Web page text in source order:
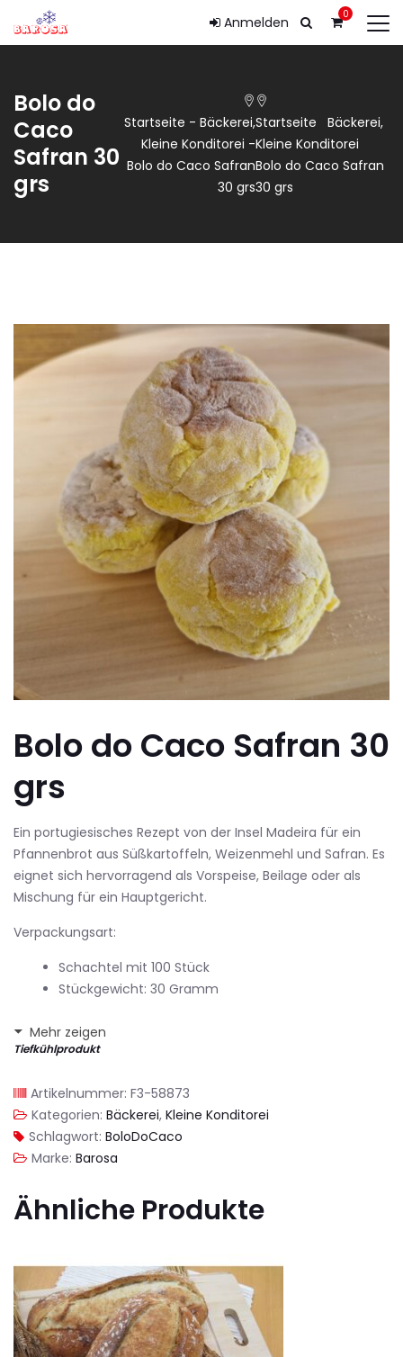
Anmelden 0
Bolo do
Caco
Safran 30
grs
Startseite - Bäckerei,
Kleine Konditorei -
Bolo do Caco Safran
30 grs
Startseite Bäckerei,
Kleine Konditorei
Bolo do Caco Safran
30 grs
Bolo do Caco Safran 30
grs
Ein portugiesisches Rezept von der Insel Madeira für ein
Pfannenbrot aus Süßkartoffeln, Weizenmehl und Safran. Es
eignet sich hervorragend als Vorspeise, Beilage oder als
Mischung für ein Hauptgericht.
Verpackungsart:
Schachtel mit 100 Stück
Stückgewicht: 30 Gramm
Mehr zeigen
Tiefkühlprodukt
Artikelnummer: F3-58873
Kategorien: Bäckerei, Kleine Konditorei
Schlagwort: BoloDoCaco
Marke: Barosa
Ähnliche Produkte